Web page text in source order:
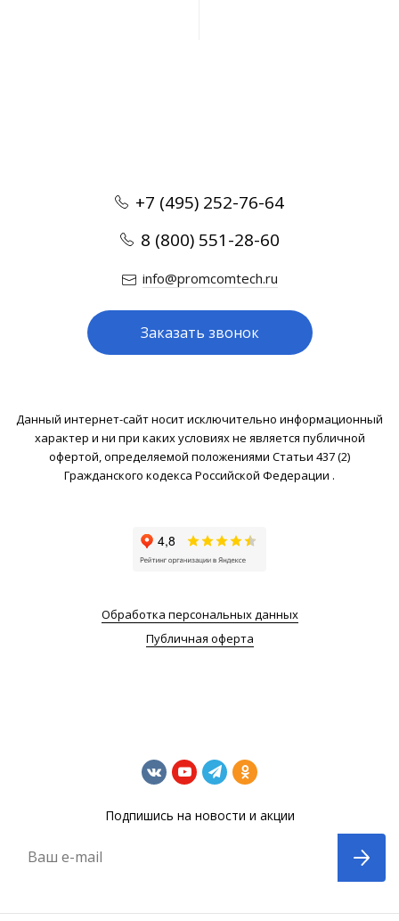
+7 (495) 252-76-64
8 (800) 551-28-60
info@promcomtech.ru
Заказать звонок
Данный интернет-сайт носит исключительно информационный
характер и ни при каких условиях не является публичной
офертой, определяемой положениями Статьи 437 (2)
Гражданского кодекса Российской Федерации .
Обработка персональных данных
Публичная оферта
Подпишись на новости и акции
Ваш e-mail